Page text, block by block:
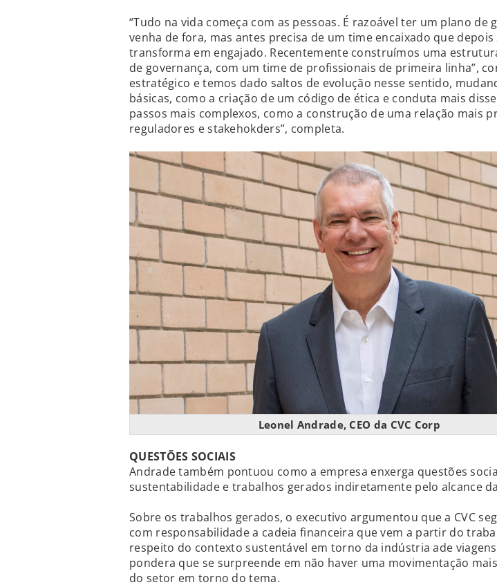
“Tudo na vida começa com as pessoas. É razoável ter um plano de
venha de fora, mas antes precisa de um time encaixado que depois
transforma em engajado. Recentemente construímos uma
de governança, com um time de profissionais de primeira linha”,
estratégico e temos dado saltos de evolução nesse sentido,
básicas, como a criação de um código de ética e conduta mais
passos mais complexos, como a construção de uma relação mais
reguladores e stakehokders”, completa.
Leonel Andrade, CEO da CVC Corp
QUESTÕES SOCIAIS
Andrade também pontuou como a empresa enxerga questões
sustentabilidade e trabalhos gerados indiretamente pelo alcance
Sobre os trabalhos gerados, o executivo argumentou que a CVC
com responsabilidade a cadeia financeira que vem a partir do
respeito do contexto sustentável em torno da indústria ade
pondera que se surpreende em não haver uma movimentação
do setor em torno do tema.